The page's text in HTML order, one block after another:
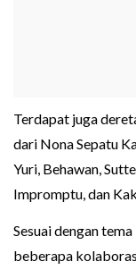
Terdapat juga
dari Nona Sepatu
Yuri, Behawan,
Impromptu, dan
Sesuai dengan
beberapa